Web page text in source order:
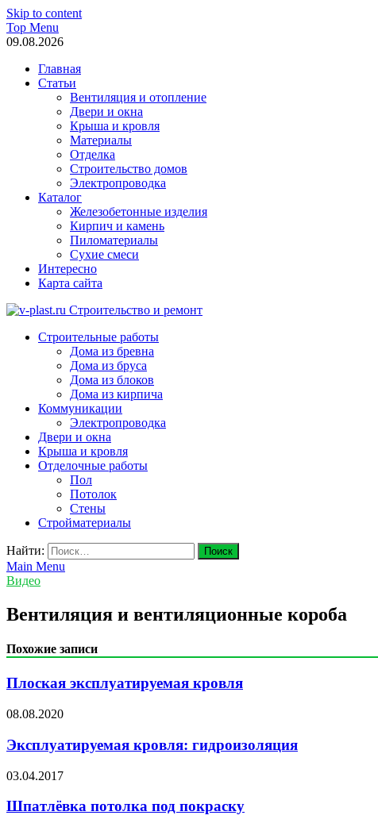
Skip to content
Top Menu
09.08.2026
Главная
Статьи
Вентиляция и отопление
Двери и окна
Крыша и кровля
Материалы
Отделка
Строительство домов
Электропроводка
Каталог
Железобетонные изделия
Кирпич и камень
Пиломатериалы
Сухие смеси
Интересно
Карта сайта
v-plast.ru Строительство и ремонт
Строительные работы
Дома из бревна
Дома из бруса
Дома из блоков
Дома из кирпича
Коммуникации
Электропроводка
Двери и окна
Крыша и кровля
Отделочные работы
Пол
Потолок
Стены
Стройматериалы
Найти:
Main Menu
Видео
Вентиляция и вентиляционные короба
Похожие записи
Плоская эксплуатируемая кровля
08.08.2020
Эксплуатируемая кровля: гидроизоляция
03.04.2017
Шпатлёвка потолка под покраску